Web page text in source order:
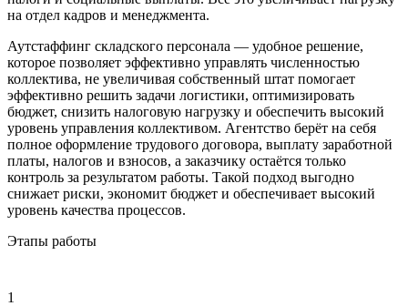
на отдел кадров и менеджмента.
Аутстаффинг складского персонала — удобное решение,
которое позволяет эффективно управлять численностью
коллектива, не увеличивая собственный штат помогает
эффективно решить задачи логистики, оптимизировать
бюджет, снизить налоговую нагрузку и обеспечить высокий
уровень управления коллективом. Агентство берёт на себя
полное оформление трудового договора, выплату заработной
платы, налогов и взносов, а заказчику остаётся только
контроль за результатом работы. Такой подход выгодно
снижает риски, экономит бюджет и обеспечивает высокий
уровень качества процессов.
Этапы работы
1